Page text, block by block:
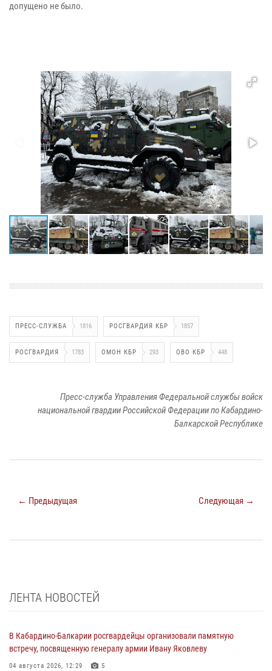
допущено не было.
ПРЕСС-СЛУЖБА 1816 РОСГВАРДИЯ КБР 1857
РОСГВАРДИЯ 1783 ОМОН КБР 293 ОВО КБР 448
Пресс-служба Управления Федеральной службы войск
национальной гвардии Российской Федерации по Кабардино-
Балкарской Республике
← Предыдущая Следующая →
ЛЕНТА НОВОСТЕЙ
В Кабардино-Балкарии росгвардейцы организовали памятную
встречу, посвященную генералу армии Ивану Яковлеву
04 августа 2026, 12:29 5